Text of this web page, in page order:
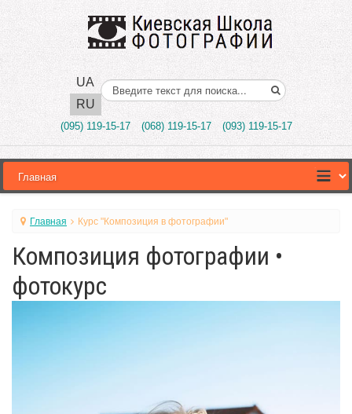
UA
RU
Поиск..
(095) 119-15-17 (068) 119-15-17 (093) 119-15-17
Главная Курс "Композиция в фотографии"
Композиция фотографии •
фотокурс